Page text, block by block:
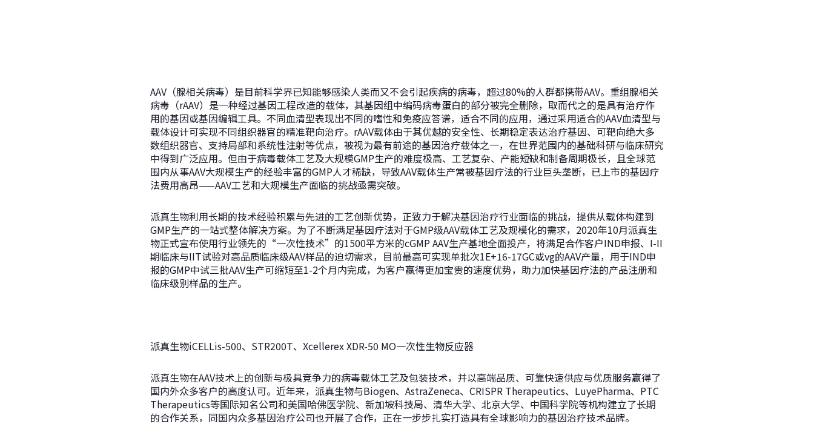
AAV（腺相关病毒）是目前科学界已知能够感染人类而又不会引起疾病的病毒，超过80%的人群都携带AAV。重组腺相关
病毒（rAAV）是一种经过基因工程改造的载体，其基因组中编码病毒蛋白的部分被完全删除，取而代之的是具有治疗作
用的基因或基因编辑工具。不同血清型表现出不同的嗜性和免疫应答谱，适合不同的应用，通过采用适合的AAV血清型与
载体设计可实现不同组织器官的精准靶向治疗。rAAV载体由于其优越的安全性、长期稳定表达治疗基因、可靶向绝大多
数组织器官、支持局部和系统性注射等优点，被视为最有前途的基因治疗载体之一，在世界范围内的基础科研与临床研究
中得到广泛应用。但由于病毒载体工艺及大规模GMP生产的难度极高、工艺复杂、产能短缺和制备周期极长，且全球范
围内从事AAV大规模生产的经验丰富的GMP人才稀缺，导致AAV载体生产常被基因疗法的行业巨头垄断，已上市的基因疗
法费用高昂——AAV工艺和大规模生产面临的挑战亟需突破。
派真生物利用长期的技术经验积累与先进的工艺创新优势，正致力于解决基因治疗行业面临的挑战，提供从载体构建到
GMP生产的一站式整体解决方案。为了不断满足基因疗法对于GMP级AAV载体工艺及规模化的需求，2020年10月派真生
物正式宣布使用行业领先的“一次性技术”的1500平方米的cGMP AAV生产基地全面投产，将满足合作客户IND申报、I-II
期临床与IIT试验对高品质临床级AAV样品的迫切需求，目前最高可实现单批次1E+16-17GC或vg的AAV产量，用于IND申
报的GMP中试三批AAV生产可缩短至1-2个月内完成，为客户赢得更加宝贵的速度优势，助力加快基因疗法的产品注册和
临床级别样品的生产。
派真生物iCELLis-500、STR200T、Xcellerex XDR-50 MO一次性生物反应器
派真生物在AAV技术上的创新与极具竞争力的病毒载体工艺及包装技术，并以高端品质、可靠快速供应与优质服务赢得了
国内外众多客户的高度认可。近年来，派真生物与Biogen、AstraZeneca、CRISPR Therapeutics、LuyePharma、PTC
Therapeutics等国际知名公司和美国哈佛医学院、新加坡科技局、清华大学、北京大学、中国科学院等机构建立了长期
的合作关系，同国内众多基因治疗公司也开展了合作，正在一步步扎实打造具有全球影响力的基因治疗技术品牌。